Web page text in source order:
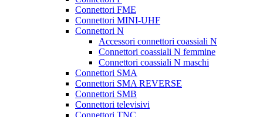
Connettori FME
Connettori MINI-UHF
Connettori N
Accessori connettori coassiali N
Connettori coassiali N femmine
Connettori coassiali N maschi
Connettori SMA
Connettori SMA REVERSE
Connettori SMB
Connettori televisivi
Connettori TNC